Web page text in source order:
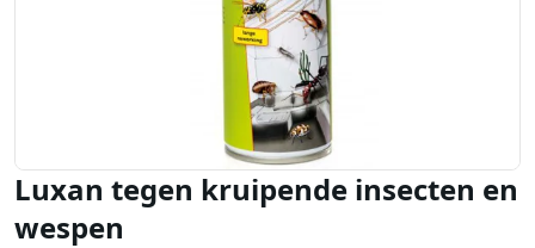
Luxan tegen kruipende insecten en
wespen